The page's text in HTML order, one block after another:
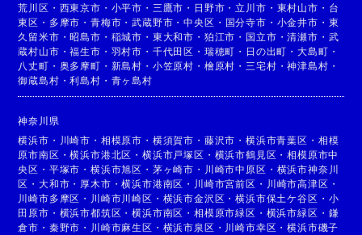
荒川区 ・ 西東京市 ・ 小平市 ・ 三鷹市 ・ 日野市 ・立川市 ・ 東村山市 ・ 台
東区 ・ 多摩市 ・青梅市 ・武蔵野市 ・中央区 ・ 国分寺市 ・ 小金井市 ・ 東
久留米市 ・昭島市 ・ 稲城市 ・ 東大和市 ・ 狛江市 ・ 国立市 ・清瀬市 ・ 武
蔵村山市 ・福生市 ・ 羽村市 ・ 千代田区 ・ 瑞穂町 ・ 日の出町 ・大島町 ・
八丈町 ・ 奥多摩町 ・ 新島村 ・ 小笠原村 ・ 檜原村 ・ 三宅村 ・神津島村 ・
御蔵島村 ・利島村 ・ 青ヶ島村
神奈川県
横浜市 ・ 川崎市 ・ 相模原市 ・ 横須賀市 ・ 藤沢市 ・横浜市青葉区 ・ 相模
原市南区 ・横浜市港北区 ・横浜市戸塚区 ・ 横浜市鶴見区 ・相模原市中
央区 ・ 平塚市 ・横浜市旭区 ・ 茅ヶ崎市 ・ 川崎市中原区 ・ 横浜市神奈川
区 ・大和市 ・ 厚木市 ・横浜市港南区 ・ 川崎市宮前区 ・ 川崎市高津区 ・
川崎市多摩区 ・ 川崎市川崎区 ・ 横浜市金沢区 ・横浜市保土ケ谷区 ・ 小
田原市 ・ 横浜市都筑区 ・横浜市南区 ・相模原市緑区 ・ 横浜市緑区 ・ 鎌
倉市 ・ 秦野市 ・ 川崎市麻生区 ・ 横浜市泉区 ・ 川崎市幸区 ・横浜市磯子